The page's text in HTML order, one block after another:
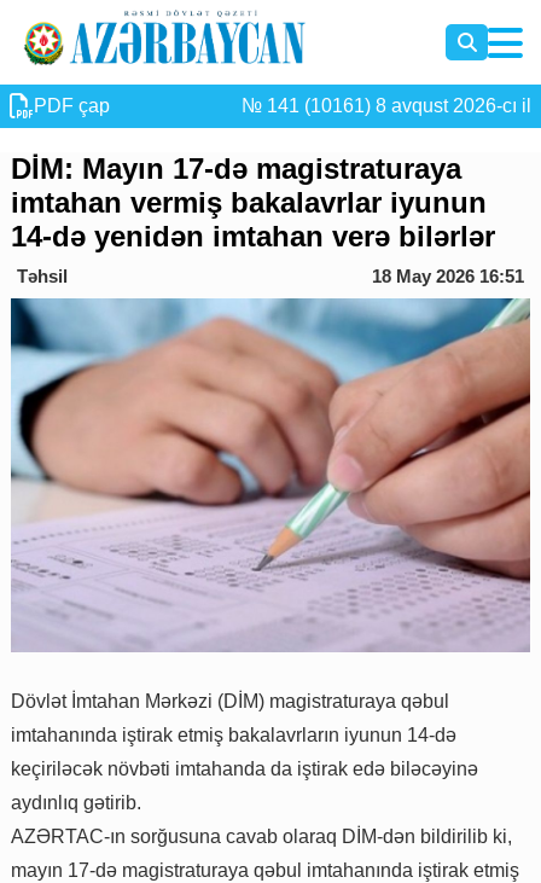
PDF çap № 141 (10161) 8 avqust 2026-cı il
DİM: Mayın 17-də magistraturaya
imtahan vermiş bakalavrlar iyunun
14-də yenidən imtahan verə bilərlər
Təhsil 18 May 2026 16:51
Dövlət İmtahan Mərkəzi (DİM) magistraturaya qəbul
imtahanında iştirak etmiş bakalavrların iyunun 14-də
keçiriləcək növbəti imtahanda da iştirak edə biləcəyinə
aydınlıq gətirib.
AZƏRTAC-ın sorğusuna cavab olaraq DİM-dən bildirilib ki,
mayın 17-də magistraturaya qəbul imtahanında iştirak etmiş